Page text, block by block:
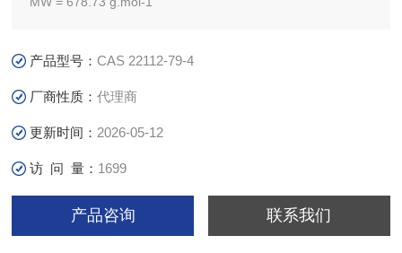
产品型号：CAS 22112-79-4
厂商性质：代理商
更新时间： 2026-05-12
访 问 量： 1699
产品咨询 联系我们